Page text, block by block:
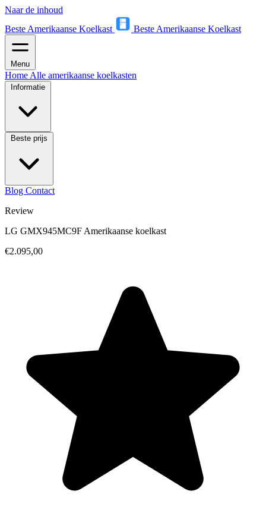
Naar de inhoud
Beste Amerikaanse Koelkast
Beste Amerikaanse Koelkast
Menu
Home Alle amerikaanse koelkasten
Informatie
Beste prijs
Blog Contact
Review
LG GMX945MC9F Amerikaanse koelkast
€2.095,00